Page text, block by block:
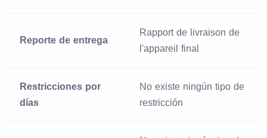
Reporte de entrega
Rapport de livraison de
l'appareil final
Restricciones por
días
No existe ningún tipo de
restricción